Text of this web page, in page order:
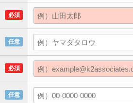
必須
任意
必須
任意